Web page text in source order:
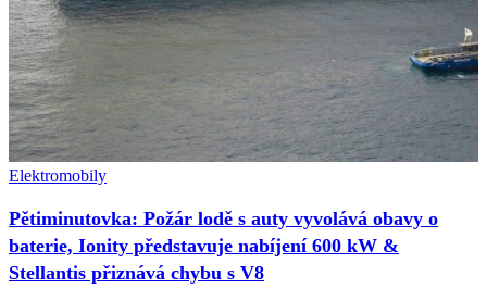
Elektromobily
Pětiminutovka: Požár lodě s auty vyvolává obavy o
baterie, Ionity představuje nabíjení 600 kW &
Stellantis přiznává chybu s V8